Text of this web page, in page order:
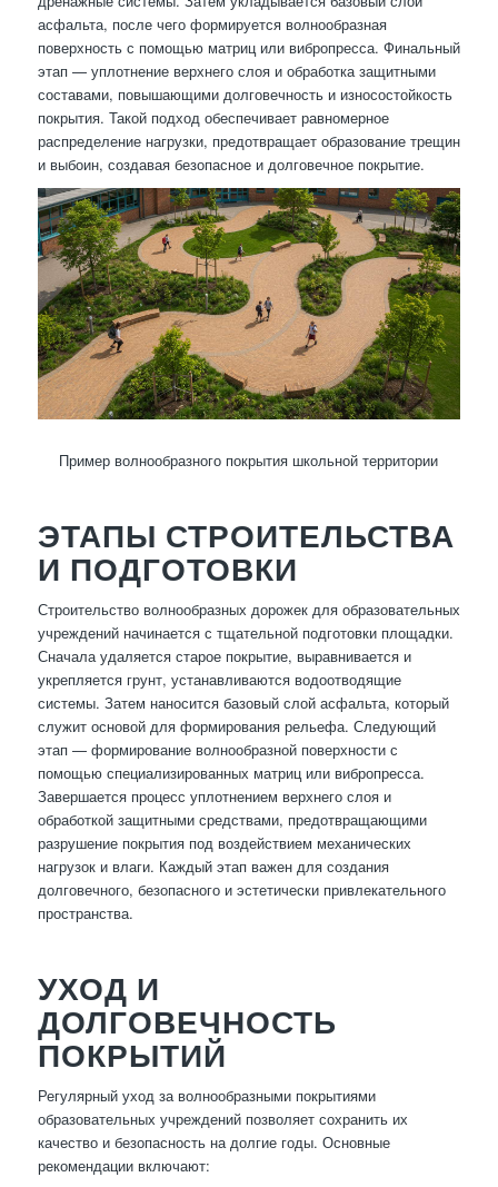
асфальта, после чего формируется волнообразная
поверхность с помощью матриц или вибропресса. Финальный
этап — уплотнение верхнего слоя и обработка защитными
составами, повышающими долговечность и износостойкость
покрытия. Такой подход обеспечивает равномерное
распределение нагрузки, предотвращает образование трещин
и выбоин, создавая безопасное и долговечное покрытие.
Пример волнообразного покрытия школьной территории
ЭТАПЫ СТРОИТЕЛЬСТВА
И ПОДГОТОВКИ
Строительство волнообразных дорожек для образовательных
учреждений начинается с тщательной подготовки площадки.
Сначала удаляется старое покрытие, выравнивается и
укрепляется грунт, устанавливаются водоотводящие
системы. Затем наносится базовый слой асфальта, который
служит основой для формирования рельефа. Следующий
этап — формирование волнообразной поверхности с
помощью специализированных матриц или вибропресса.
Завершается процесс уплотнением верхнего слоя и
обработкой защитными средствами, предотвращающими
разрушение покрытия под воздействием механических
нагрузок и влаги. Каждый этап важен для создания
долговечного, безопасного и эстетически привлекательного
пространства.
УХОД И
ДОЛГОВЕЧНОСТЬ
ПОКРЫТИЙ
Регулярный уход за волнообразными покрытиями
образовательных учреждений позволяет сохранить их
качество и безопасность на долгие годы. Основные
рекомендации включают: